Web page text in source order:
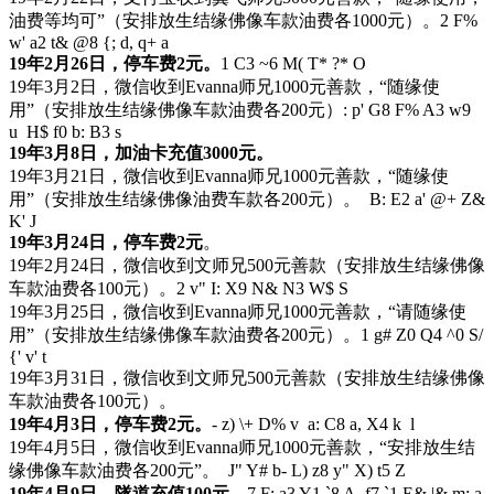
油费等均可”（安排放生结缘佛像车款油费各1000元）。 2 F%
w' a2 t& @8 {; d, q+ a
19年2月26日，停车费2元。 1 C3 ~6 M( T* ?* O
19年3月2日，微信收到Evanna师兄1000元善款，“随缘使
用”（安排放生结缘佛像车款油费各200元） : p' G8 F% A3 w9
u H$ f0 b: B3 s
19年3月8日，加油卡充值3000元。
19年3月21日，微信收到Evanna师兄1000元善款，“随缘使
用”（安排放生结缘佛像油费车款各200元）。
B: E2 a' @+ Z&
K' J
19年3月24日，停车费2元。
19年2月24日，微信收到文师兄500元善款（安排放生结缘佛像
车款油费各100元）。 2 v" I: X9 N& N3 W$ S
19年3月25日，微信收到Evanna师兄1000元善款，“请随缘使
用”（安排放生结缘佛像车款油费各200元）。 1 g# Z0 Q4 ^0 S/
{' v' t
19年3月31日，微信收到文师兄500元善款（安排放生结缘佛像
车款油费各100元）。
19年4月3日，停车费2元。 - z) \+ D% v a: C8 a, X4 k l
19年4月5日，微信收到Evanna师兄1000元善款，“安排放生结
缘佛像车款油费各200元”。
J" Y# b- L) z8 y" X) t5 Z